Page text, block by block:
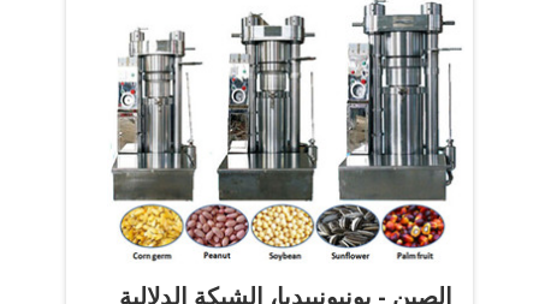
الصين - يونيونبيديا، الشبكة الدلالية